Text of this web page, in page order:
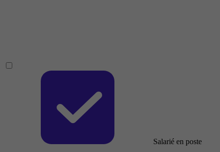
Salarié en poste